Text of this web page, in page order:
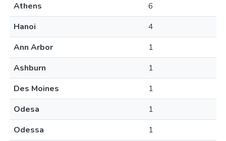
Athens
6
Hanoi
4
Ann Arbor
1
Ashburn
1
Des Moines
1
Odesa
1
Odessa
1